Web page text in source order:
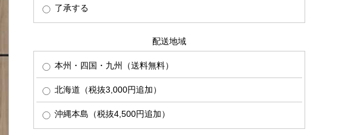
了承する
配送地域
本州・四国・九州（送料無料）
北海道（税抜3,000円追加）
沖縄本島（税抜4,500円追加）